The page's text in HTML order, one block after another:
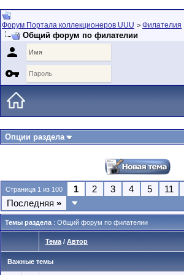
Форум Портала коллекционеров UUU > Филателия
Общий форум по филателии


Опции раздела
Страница 1 из 100 1 2 3 4 5 11
Последняя »
Темы раздела : Общий форум по филателии
Тема / Автор
Важные темы